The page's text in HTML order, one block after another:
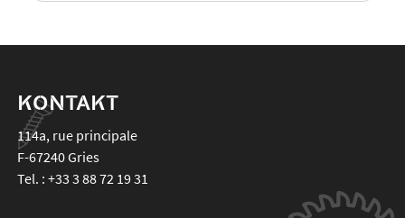
KONTAKT
114a, rue principale
F-67240Gries
Tel. : +33 3 88 72 19 31